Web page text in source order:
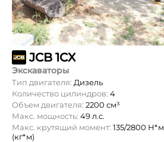
JCB 1CX
Экскаваторы
Тип двигателя: Дизель
Количество цилиндров: 4
Объем двигателя: 2200 см³
Макс. мощность: 49 л.с.
Макс. крутящий момент: 135/2800 Н*м
(кг*м)